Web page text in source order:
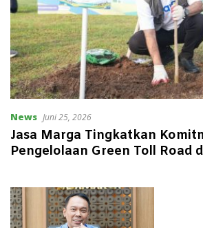
News Juni 25, 2026
Jasa Marga Tingkatkan
Pengelolaan Green Toll Road